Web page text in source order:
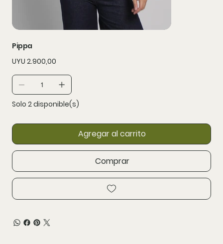
Pippa
Precio
UYU 2.900,00
Solo 2 disponible(s)
Agregar al carrito
Comprar